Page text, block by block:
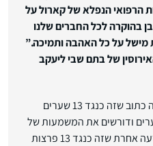
הרפואי הנפלא של קארול על
בהוקרה לכל החברים שלנו
מישל על כל האהבה ותמיכה.”
של בתם שבי ליעקב
איפה עשו 13 השתחוויות? במשנה כתוב שזה כנגד 13 שערים
ודורשים את המשמעות של
חלק מהשמות. בגמרא מביאים דעה אחרת שזה כנגד 13 פרצות